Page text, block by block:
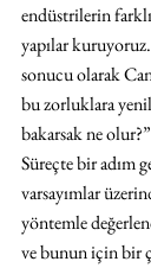
endüstrilerin
yapılar
sonucu olarak
bu zorluklara
bakarsak ne
Süreçte bir adım
varsayımlar
yöntemle
ve bunun için bir